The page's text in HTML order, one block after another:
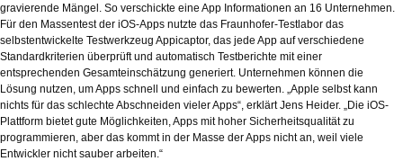
gravierende Mängel. So verschickte eine App Informationen an 16 Unternehmen.
Für den Massentest der iOS-Apps nutzte das Fraunhofer-Testlabor das
selbstentwickelte Testwerkzeug Appicaptor, das jede App auf verschiedene
Standardkriterien überprüft und automatisch Testberichte mit einer
entsprechenden Gesamteinschätzung generiert. Unternehmen können die
Lösung nutzen, um Apps schnell und einfach zu bewerten. „Apple selbst kann
nichts für das schlechte Abschneiden vieler Apps“, erklärt Jens Heider. „Die iOS-
Plattform bietet gute Möglichkeiten, Apps mit hoher Sicherheitsqualität zu
programmieren, aber das kommt in der Masse der Apps nicht an, weil viele
Entwickler nicht sauber arbeiten.“